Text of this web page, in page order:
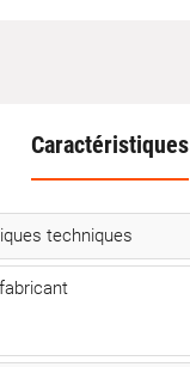
Caractéristiques
techniques